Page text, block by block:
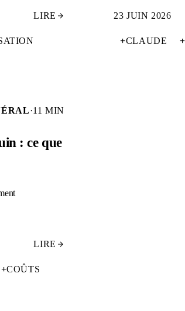
LIRE 23 JUIN 2026
+CLAUDE +
·11 MIN
: ce que
LIRE
+COÛTS